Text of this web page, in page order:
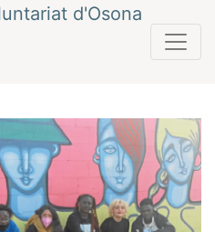
d'Osona
Següent